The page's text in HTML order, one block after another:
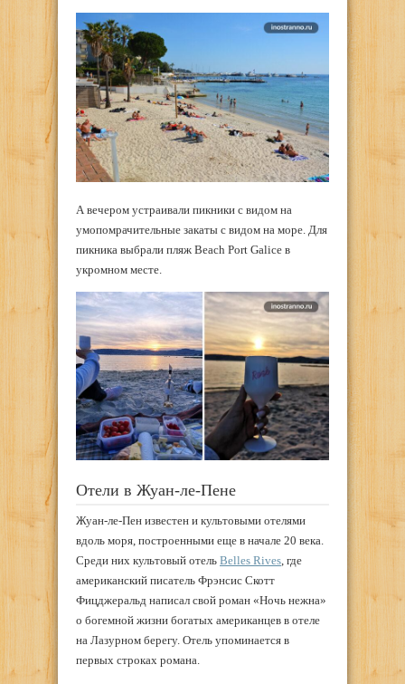
А вечером устраивали пикники с видом на
умопомрачительные закаты с видом на море. Для
пикника выбрали пляж Beach Port Galice в
укромном месте.
Отели в Жуан-ле-Пене
Жуан-ле-Пен известен и культовыми отелями
вдоль моря, построенными еще в начале 20 века.
Среди них культовый отель Belles Rives, где
американский писатель Фрэнсис Скотт
Фицджеральд написал свой роман «Ночь нежна»
о богемной жизни богатых американцев в отеле
на Лазурном берегу. Отель упоминается в
первых строках романа.